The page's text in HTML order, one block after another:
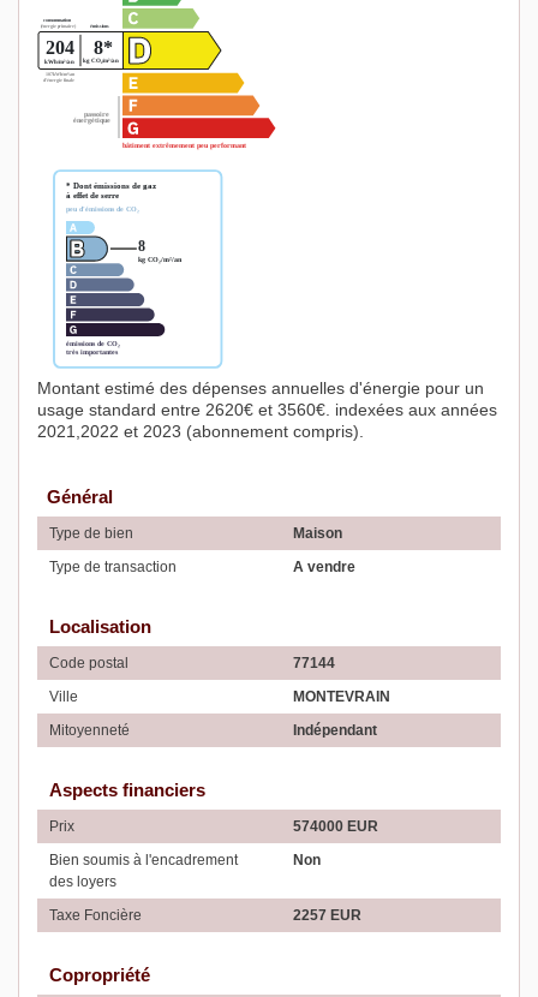
Montant estimé des dépenses annuelles d'énergie pour un
usage standard entre 2620€ et 3560€. indexées aux années
2021,2022 et 2023 (abonnement compris).
Général
Type de bien
Maison
Type de transaction
A vendre
Localisation
Code postal
77144
Ville
MONTEVRAIN
Mitoyenneté
Indépendant
Aspects financiers
Prix
574000 EUR
Bien soumis à l'encadrement
des loyers
Non
Taxe Foncière 2257 EUR
Copropriété